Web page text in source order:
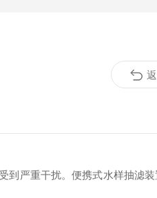
到严重干扰。便携式水样抽滤